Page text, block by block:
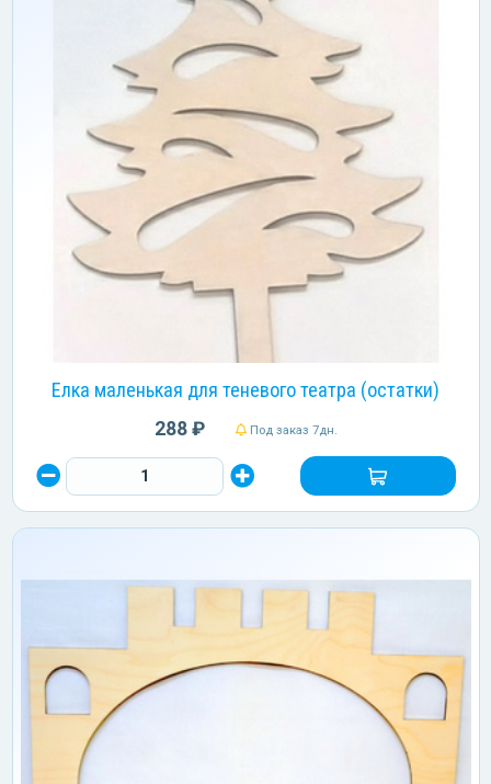
Елка маленькая для теневого театра (остатки)
288 ₽ Под заказ 7дн.